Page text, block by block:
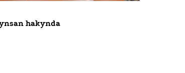
hakynda